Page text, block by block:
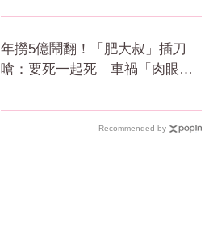
年撈5億鬧翻！「肥大叔」插刀
嗆：要死一起死 車禍「肉眼酒
Recommended by